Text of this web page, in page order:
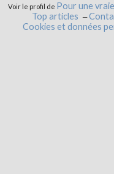
Voir le profil de Pour une
Top articles
Cookies et données